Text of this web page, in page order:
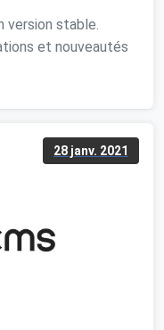
version stable.
et nouveautés
28 janv. 2021